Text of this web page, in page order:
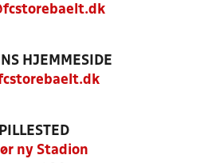
HJEMMESIDE
ny Stadion